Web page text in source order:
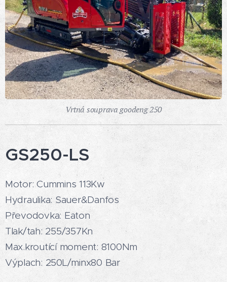
Vrtná souprava goodeng 250
GS250-LS
Motor: Cummins 113Kw
Hydraulika: Sauer&Danfos
Převodovka: Eaton
Tlak/tah: 255/357Kn
Max.kroutící moment: 8100Nm
Výplach: 250L/minx80 Bar